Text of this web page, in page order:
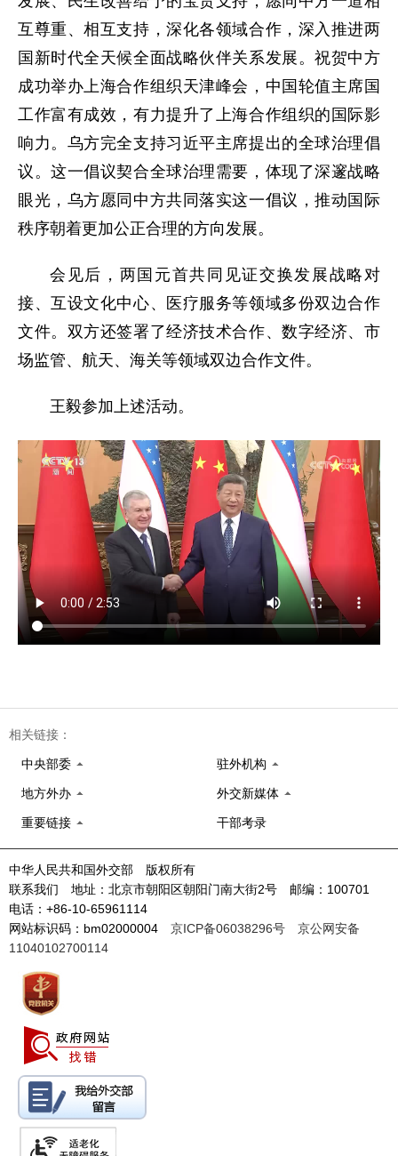
互尊重、相互支持，深化各领域合作，深入推进两
国新时代全天候全面战略伙伴关系发展。祝贺中方
成功举办上海合作组织天津峰会，中国轮值主席国
工作富有成效，有力提升了上海合作组织的国际影
响力。乌方完全支持习近平主席提出的全球治理倡
议。这一倡议契合全球治理需要，体现了深邃战略
眼光，乌方愿同中方共同落实这一倡议，推动国际
秩序朝着更加公正合理的方向发展。
会见后，两国元首共同见证交换发展战略对
接、互设文化中心、医疗服务等领域多份双边合作
文件。双方还签署了经济技术合作、数字经济、市
场监管、航天、海关等领域双边合作文件。
王毅参加上述活动。
相关链接：
中央部委 驻外机构
地方外办 外交新媒体
重要链接 干部考录
中华人民共和国外交部 版权所有
联系我们 地址：北京市朝阳区朝阳门南大街2号 邮编：100701
电话：+86-10-65961114
网站标识码：bm02000004 京ICP备06038296号
京公网安备
11040102700114